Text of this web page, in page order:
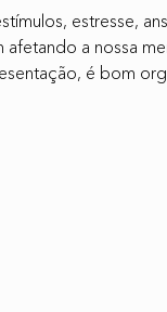
estresse,
afetando a nossa
é bom